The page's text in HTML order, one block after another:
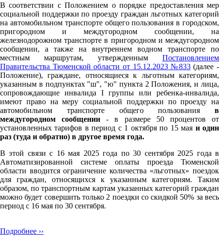
В соответствии с Положением о порядке предоставления мер
социальной поддержки по проезду граждан льготных категорий
на автомобильном транспорте общего пользования в городском,
пригородном и междугородном сообщении, на
железнодорожном транспорте в пригородном и междугородном
сообщении, а также на внутреннем водном транспорте по
местным маршрутам, утвержденным Постановлением
Правительства Тюменской области от 15.12.2023 №833(далее -
Положение), граждане, относящиеся к льготным категориям,
указанным в подпунктах "ш", "ю" пункта 2 Положения, и лица,
сопровождающие инвалида I группы или ребенка-инвалида,
имеют право на меру социальной поддержки по проезду на
автомобильном транспорте общего пользования в
междугородном сообщении - в размере 50 процентов от
установленных тарифов в период с 1 октября по 15 мая и один
раз (туда и обратно) в другое время года.
В этой связи с 16 мая 2025 года по 30 сентября 2025 года в
Автоматизированной системе оплаты проезда Тюменской
области вводится ограничение количества «льготных» поездок
для граждан, относящихся к указанным категориям. Таким
образом, по транспортным картам указанных категорий граждан
можно будет совершить только 2 поездки со скидкой 50% за весь
период с 16 мая по 30 сентября.
Подробнее ››